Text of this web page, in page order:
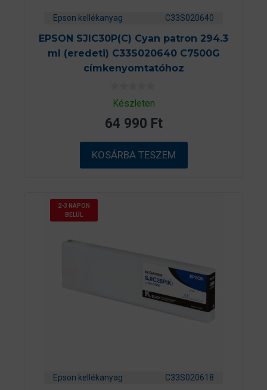
Epson kellékanyag C33S020640
EPSON SJIC30P(C) Cyan patron 294.3
ml (eredeti) C33S020640 C7500G
címkenyomtatóhoz
0
a
5
b
ő
l
Készleten
64 990 Ft
KOSÁRBA TESZEM
2-3 NAPON
BELÜL
Epson kellékanyag C33S020618